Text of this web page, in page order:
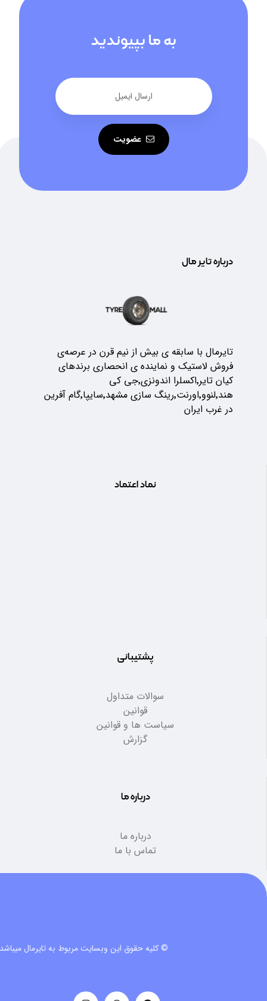
به ما بپیوندید
عضویت
درباره تایر مال
تایرمال با سابقه ی بیش از نیم قرن در عرصه‌ی
فروش لاستیک و نماینده ی انحصاری برندهای
کیان تایر٬اکسلرا اندونزی٬جی کی
هند٬لنوو٬اورنت٬رینگ سازی مشهد٬سایپا٬گام آفرین
در غرب ایران
نماد اعتماد
پشتیبانی
سوالات متداول
قوانین
سیاست ها و قوانین
گزارش
درباره ما
درباره ما
تماس با ما
© کلیه حقوق این وبسایت مربوط به تایرمال